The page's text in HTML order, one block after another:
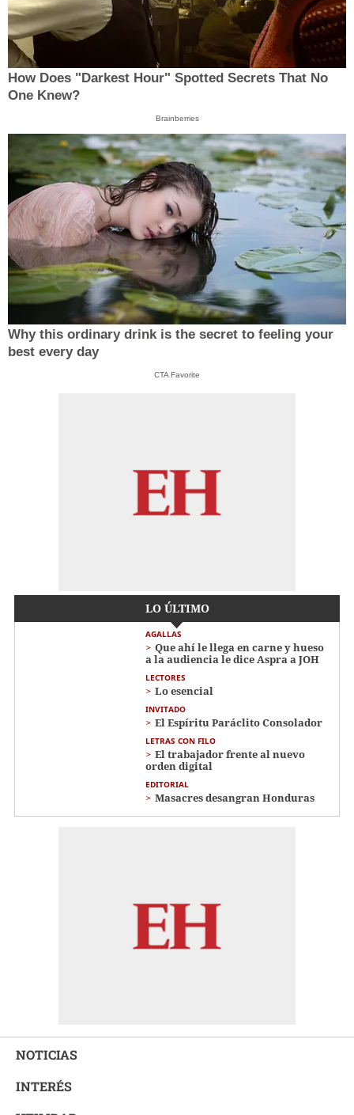
How Does "Darkest Hour" Spotted Secrets That No
One Knew?
Brainberries
Why this ordinary drink is the secret to feeling your
best every day
CTA Favorite
LO ÚLTIMO
AGALLAS
Que ahí le llega en carne y hueso
a la audiencia le dice Aspra a JOH
LECTORES
Lo esencial
INVITADO
El Espíritu Paráclito Consolador
LETRAS CON FILO
El trabajador frente al nuevo
orden digital
EDITORIAL
Masacres desangran Honduras
NOTICIAS
INTERÉS